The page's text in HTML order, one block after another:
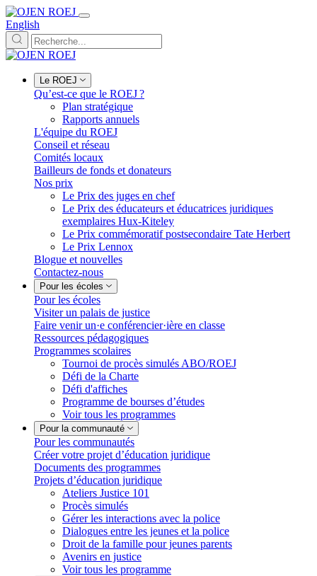
English
Le ROEJ
Qu’est-ce que le ROEJ ?
Plan stratégique
Rapports annuels
L'équipe du ROEJ
Conseil et réseau
Comités locaux
Bailleurs de fonds et donateurs
Nos prix
Le Prix des juges en chef
Le Prix des éducateurs et éducatrices juridiques
exemplaires Hux-Kiteley
Le Prix commémoratif postsecondaire Tate Herbert
Le Prix Lennox
Blogue et nouvelles
Contactez-nous
Pour les écoles
Pour les écoles
Visiter un palais de justice
Faire venir un·e conférencier·ière en classe
Ressources pédagogiques
Programmes scolaires
Tournoi de procès simulés ABO/ROEJ
Défi de la Charte
Défi d'affiches
Programme de bourses d’études
Voir tous les programmes
Pour la communauté
Pour les communautés
Créer votre projet d’éducation juridique
Documents des programmes
Projets d’éducation juridique
Ateliers Justice 101
Procès simulés
Gérer les interactions avec la police
Dialogues entre les jeunes et la police
Droit de la famille pour jeunes parents
Avenirs en justice
Voir tous les programme